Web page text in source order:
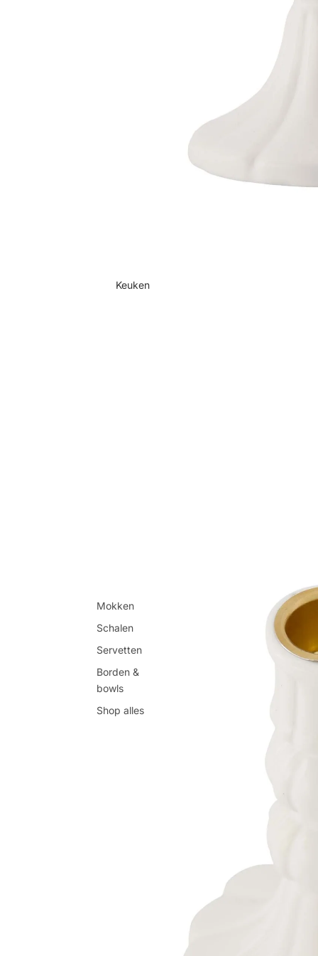
Keuken
Mokken
Schalen
Servetten
Borden &
bowls
Shop alles